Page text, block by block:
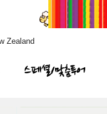
Zealand
스페셜/맞춤투어